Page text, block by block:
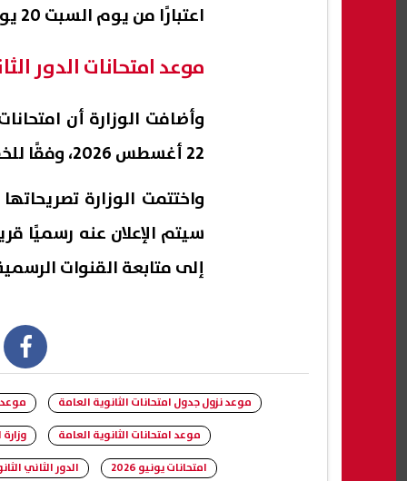
اعتبارًا من يوم السبت 20 يونيو 2026.
موعد امتحانات الدور
22 أغسطس 2026، وفقًا للخطة الزمنية المعتمدة.
سيتم الإعلان عنه رسميًا
إلى متابعة القنوات
موعد نزول جدول امتحانات الثانوية العامة موعد
موعد امتحانات الثانوية العامة
وزارة
امتحانات يونيو 2026
الدور الثاني